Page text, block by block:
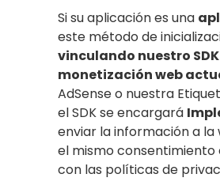
Si su aplicación es una
este método de
vinculando nuestro
monetización web
AdSense o nuestra
el SDK se encargará
enviar la información a
el mismo
con las políticas de